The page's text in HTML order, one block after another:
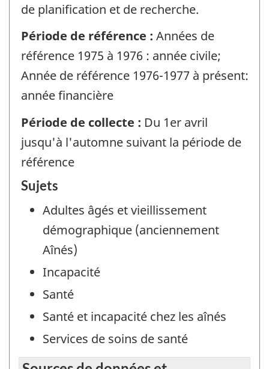
de planification et de recherche.
Période de référence : Années de
référence 1975 à 1976 : année civile;
Année de référence 1976-1977 à présent:
année financière
Période de collecte : Du 1er avril
jusqu'à l'automne suivant la période de
référence
Sujets
Adultes âgés et vieillissement
démographique (anciennement
Aînés)
Incapacité
Santé
Santé et incapacité chez les aînés
Services de soins de santé